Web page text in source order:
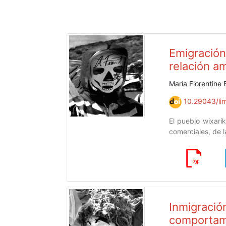
relación
María Florentine
10.29043/
El pueblo
comerciales, de